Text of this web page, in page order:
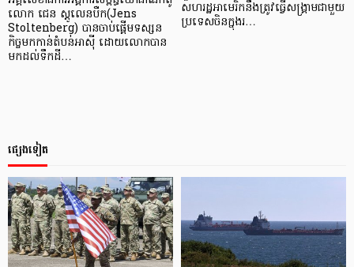
លោក ជេន ស្តូលេនបឺក(Jens
Stoltenberg) បានចាប់ផ្តើមទស្សន
កិច្ចមកកាន់តំបន់អាស៊ី ដោយលោកបាន
មកដល់ទឹកដី…
សហរដ្ឋអាមេរិកនឹងត្រូវធ្វើសង្គ្រាមជាមួយ
ប្រទេសចិនក្នុងរ…
ផ្សេងទៀត